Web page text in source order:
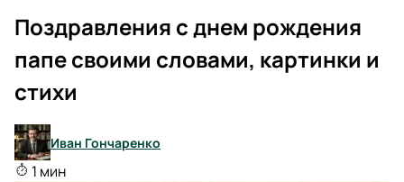
Поздравления с днем рождения
папе своими словами, картинки и
стихи
Иван Гончаренко
1 мин